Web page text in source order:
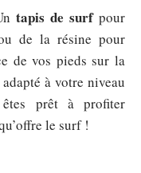
tapis de surfpour
de la résine pour
de vos pieds sur la
à votre niveau
prêt à profiter
le surf !